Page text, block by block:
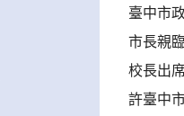
臺中市
市長親
校長出
許臺中